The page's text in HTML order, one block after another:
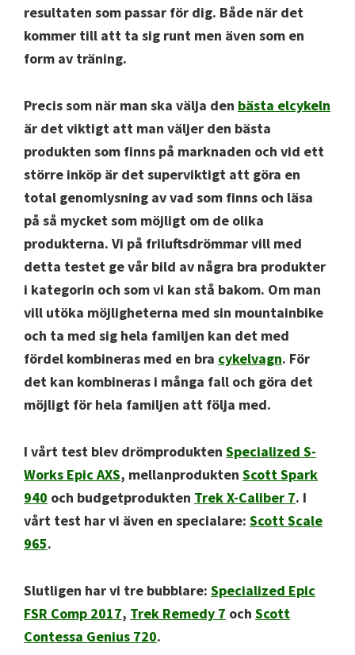
resultaten som passar för dig. Både när det
kommer till att ta sig runt men även som en
form av träning.
Precis som när man ska välja den bästa elcykeln
är det viktigt att man väljer den bästa
produkten som finns på marknaden och vid ett
större inköp är det superviktigt att göra en
total genomlysning av vad som finns och läsa
på så mycket som möjligt om de olika
produkterna. Vi på friluftsdrömmar vill med
detta testet ge vår bild av några bra produkter
i kategorin och som vi kan stå bakom. Om man
vill utöka möjligheterna med sin mountainbike
och ta med sig hela familjen kan det med
fördel kombineras med en bra cykelvagn. För
det kan kombineras i många fall och göra det
möjligt för hela familjen att följa med.
I vårt test blev drömprodukten Specialized S-
Works Epic AXS, mellanprodukten Scott Spark
940 och budgetprodukten Trek X-Caliber 7. I
vårt test har vi även en specialare: Scott Scale
965.
Slutligen har vi tre bubblare: Specialized Epic
FSR Comp 2017, Trek Remedy 7 och Scott
Contessa Genius 720.